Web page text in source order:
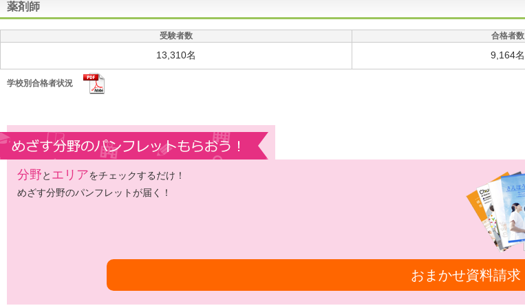
薬剤師
受験者数 合格者数
13,310名 9,164名
学校別合格者状況
分野と エリアをチェックするだけ！
めざす分野のパンフレットが届く！
おまかせ資料請求